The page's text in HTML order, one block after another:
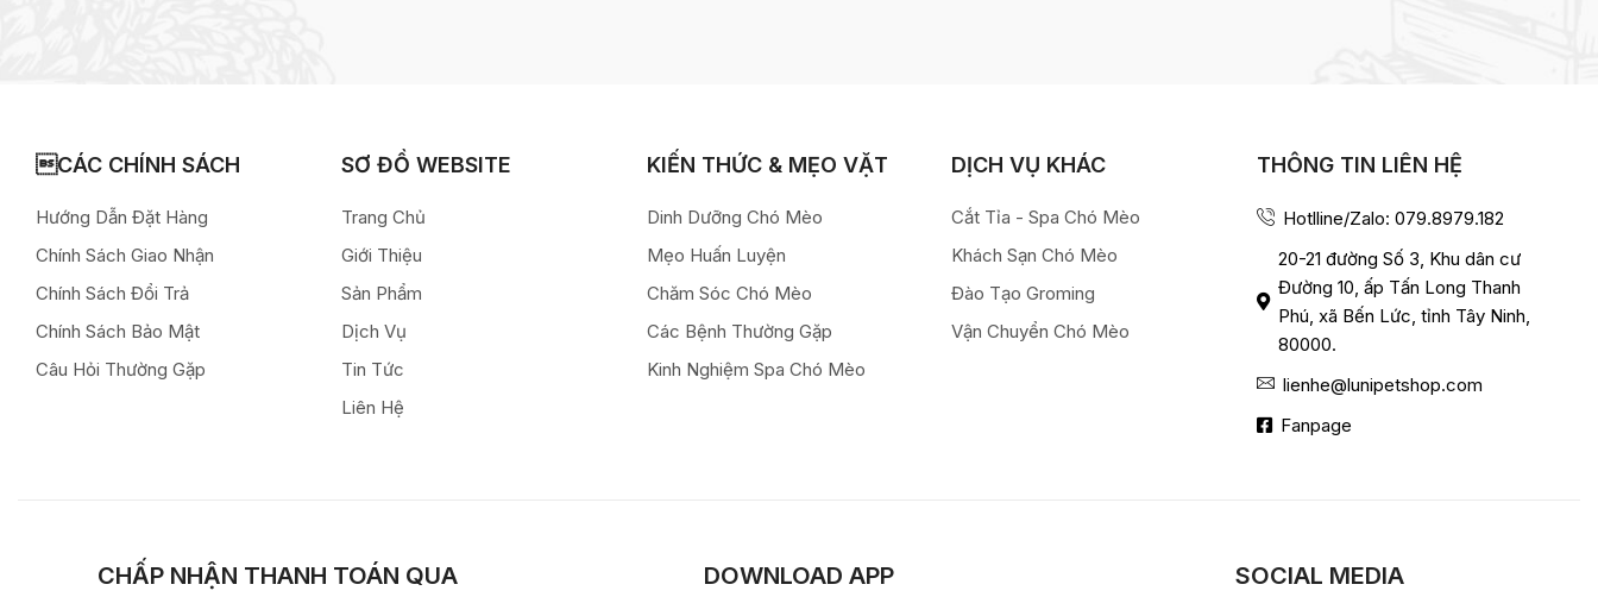
CÁC CHÍNH SÁCH
Hướng Dẫn Đặt Hàng
Chính Sách Giao Nhận
Chính Sách Đổi Trả
Chính Sách Bảo Mật
Câu Hỏi Thường Gặp
SƠ ĐỒ WEBSITE
Trang Chủ
Giới Thiệu
Sản Phẩm
Dịch Vụ
Tin Tức
Liên Hệ
KIẾN THỨC & MẸO VẶT
Dinh Dưỡng Chó Mèo
Mẹo Huấn Luyện
Chăm Sóc Chó Mèo
Các Bệnh Thường Gặp
Kinh Nghiệm Spa Chó Mèo
DỊCH VỤ KHÁC
Cắt Tỉa - Spa Chó Mèo
Khách Sạn Chó Mèo
Đào Tạo Groming
Vận Chuyển Chó Mèo
THÔNG TIN LIÊN HỆ
Hotlline/Zalo: 079.8979.182
20-21 đường Số 3, Khu dân cư
Đường 10, ấp Tấn Long Thanh
Phú, xã Bến Lức, tỉnh Tây Ninh,
80000.
lienhe@lunipetshop.com
Fanpage
CHẤP NHẬN THANH TOÁN QUA DOWNLOAD APP SOCIAL MEDIA